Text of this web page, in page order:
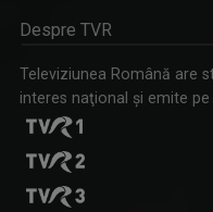
Despre TVR
Televiziunea Română are
interes naţional şi emite